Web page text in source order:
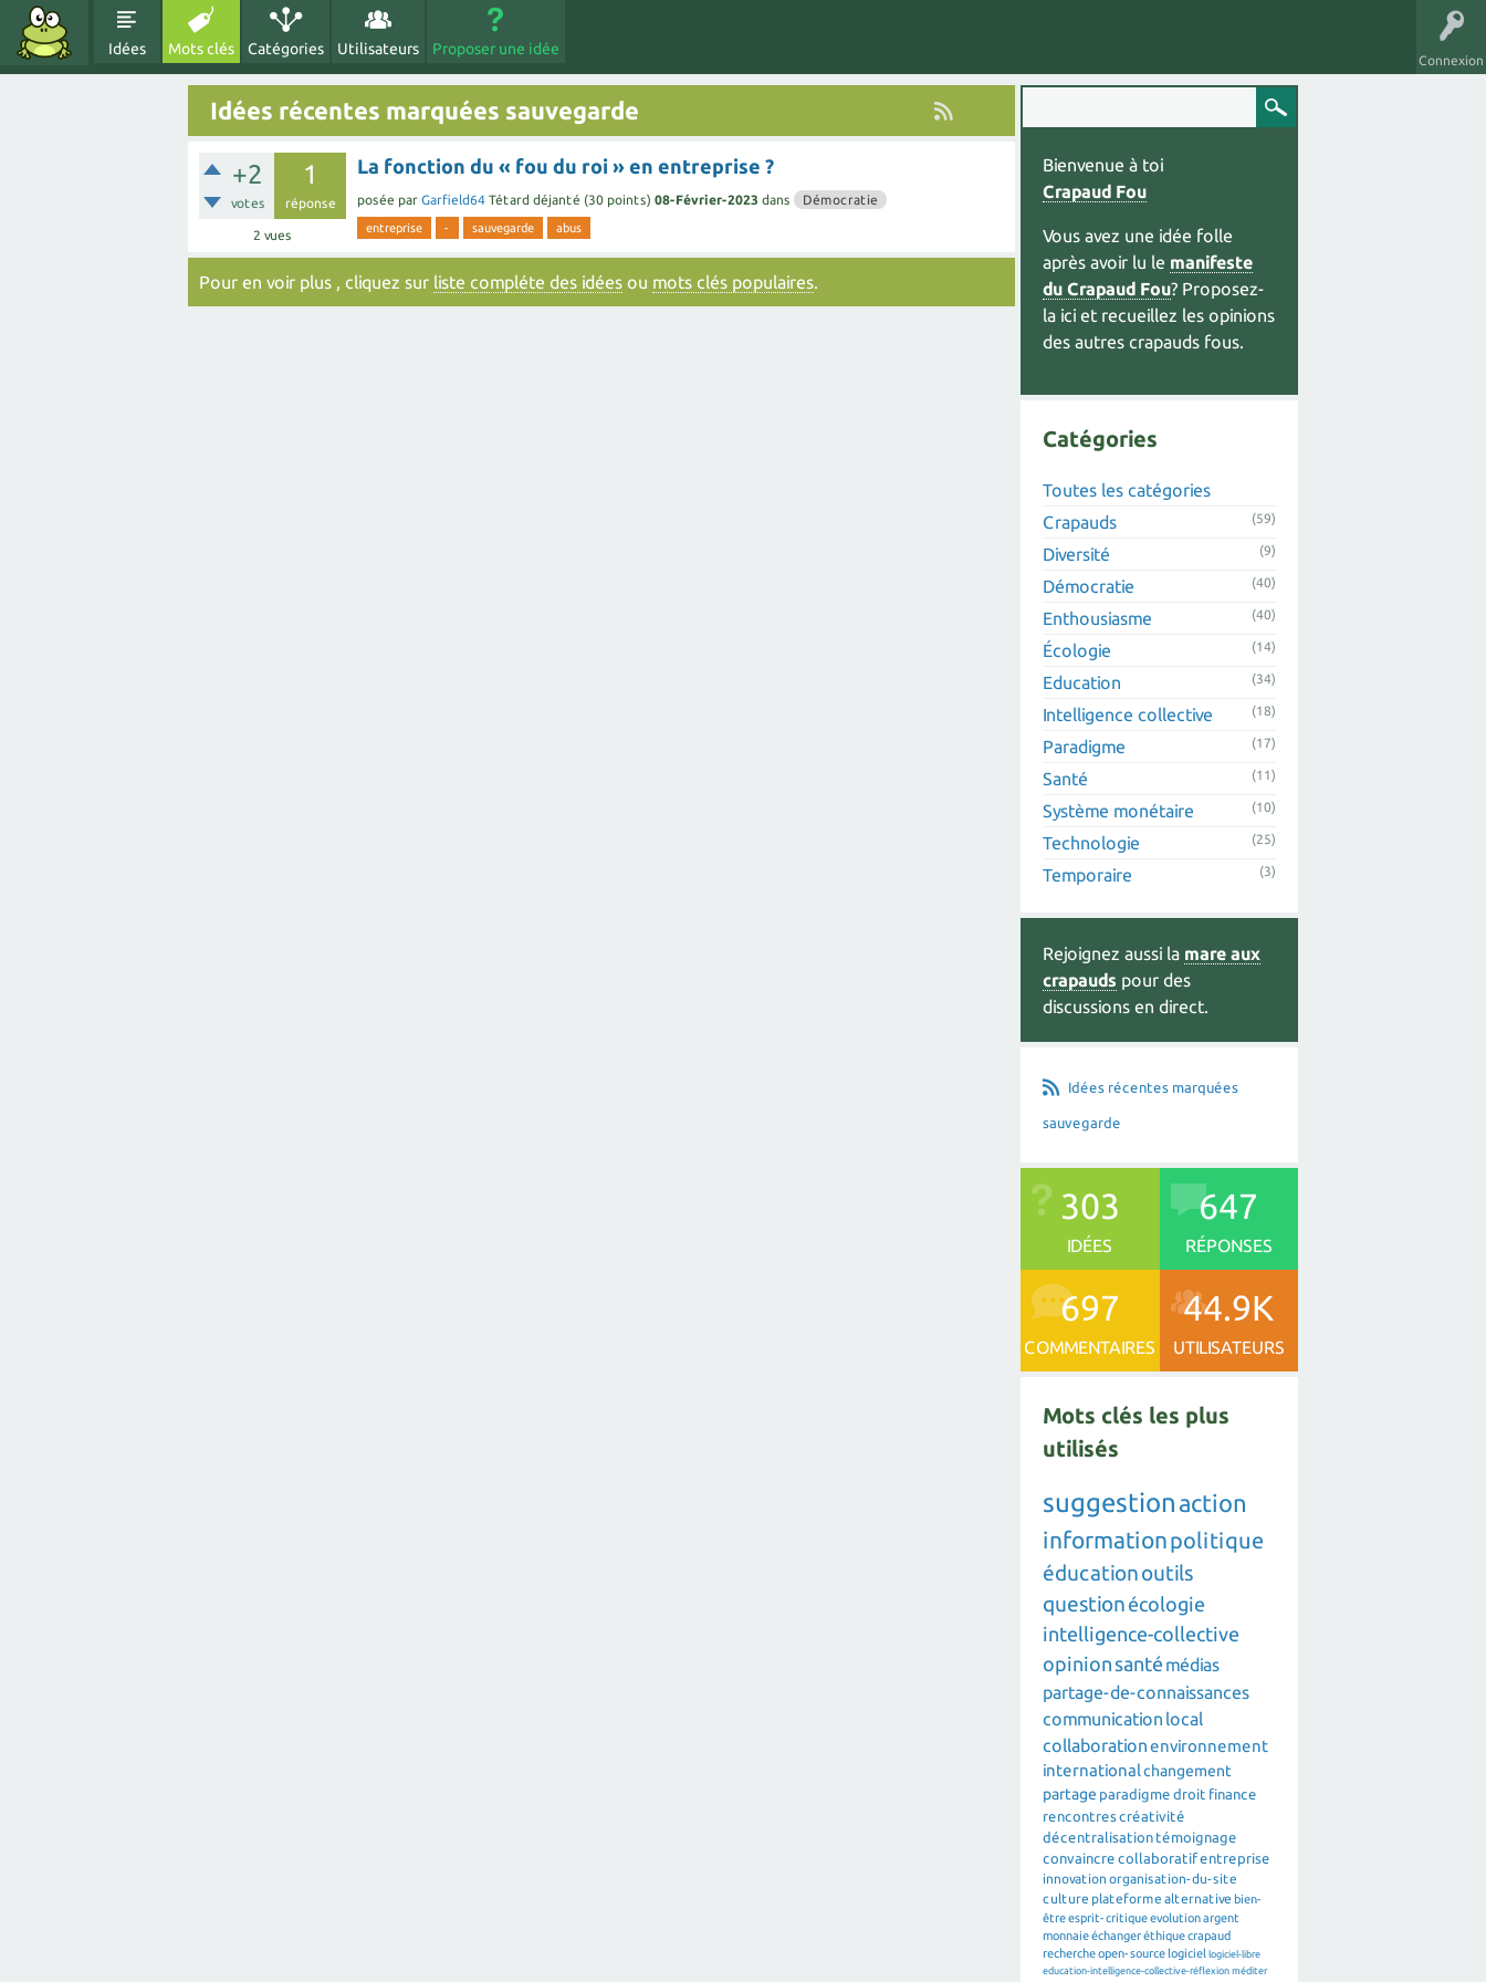
Connexion
Idées Mots clés Catégories Utilisateurs Proposer une idée
Idées récentes marquées sauvegarde
+2
votes
1
réponse
2 vues
La fonction du « fou du roi » en entreprise ?
posée par Garfield64 Tétard déjanté (30 points) 08-Février-2023 dans Démocratie
entreprise - sauvegarde abus
Pour en voir plus , cliquez sur liste compléte des idées ou mots clés populaires.
Bienvenue à toi
Crapaud Fou
Vous avez une idée folle
après avoir lu le manifeste
du Crapaud Fou? Proposez-
la ici et recueillez les opinions
des autres crapauds fous.
Catégories
Toutes les catégories
Crapauds
(59)
Diversité (9)
Démocratie (40)
Enthousiasme (40)
Écologie (14)
Education (34)
Intelligence collective (18)
Paradigme (17)
Santé (11)
Système monétaire (10)
Technologie (25)
Temporaire (3)
Rejoignez aussi la mare aux
crapauds pour des
discussions en direct.
Idées récentes marquées
sauvegarde
303
IDÉES
647
RÉPONSES
697
COMMENTAIRES
44.9K
UTILISATEURS
Mots clés les plus
utilisés
suggestion action
informationpolitique
éducationoutils
question écologie
intelligence-collective
opinion santé médias
partage-de-connaissances
communication local
collaborationenvironnement
internationalchangement
partage paradigme droit finance
rencontrescréativité
décentralisation témoignage
convaincre collaboratifentreprise
innovation organisation-du-site
culture plateforme alternative bien-
êtreesprit-critiqueevolutionargent
monnaieéchangeréthiquecrapaud
rechercheopen-source logiciel logiciel-libre
education-intelligence-collective-réflexion méditer